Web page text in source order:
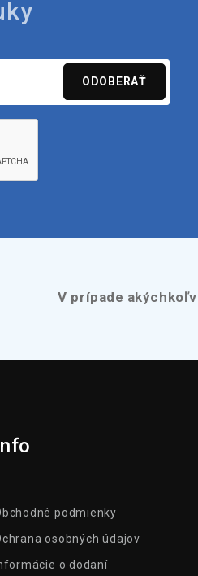
ODOBERAŤ
V prípade
podmienky
osobných údajov
o dodaní